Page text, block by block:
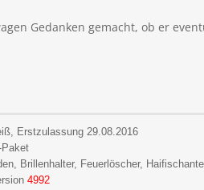
Gedanken gemacht, ob er
Erstzulassung 29.08.2016
Brillenhalter, Feuerlöscher,
4992